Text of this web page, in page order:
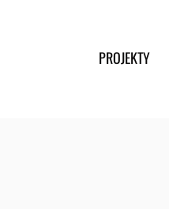
PROJEKTY